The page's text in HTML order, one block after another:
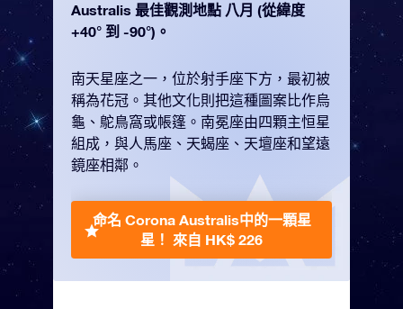
Australis 最佳觀測地點 八月 (從緯度
+40° 到 -90°)。
南天星座之一，位於射手座下方，最初被
稱為花冠。其他文化則把這種圖案比作烏
龜、鴕鳥窩或帳篷。南冕座由四顆主恒星
組成，與人馬座、天蝎座、天壇座和望遠
鏡座相鄰。
命名 Corona Australis中的一顆星
星！ 來自 HK$ 226